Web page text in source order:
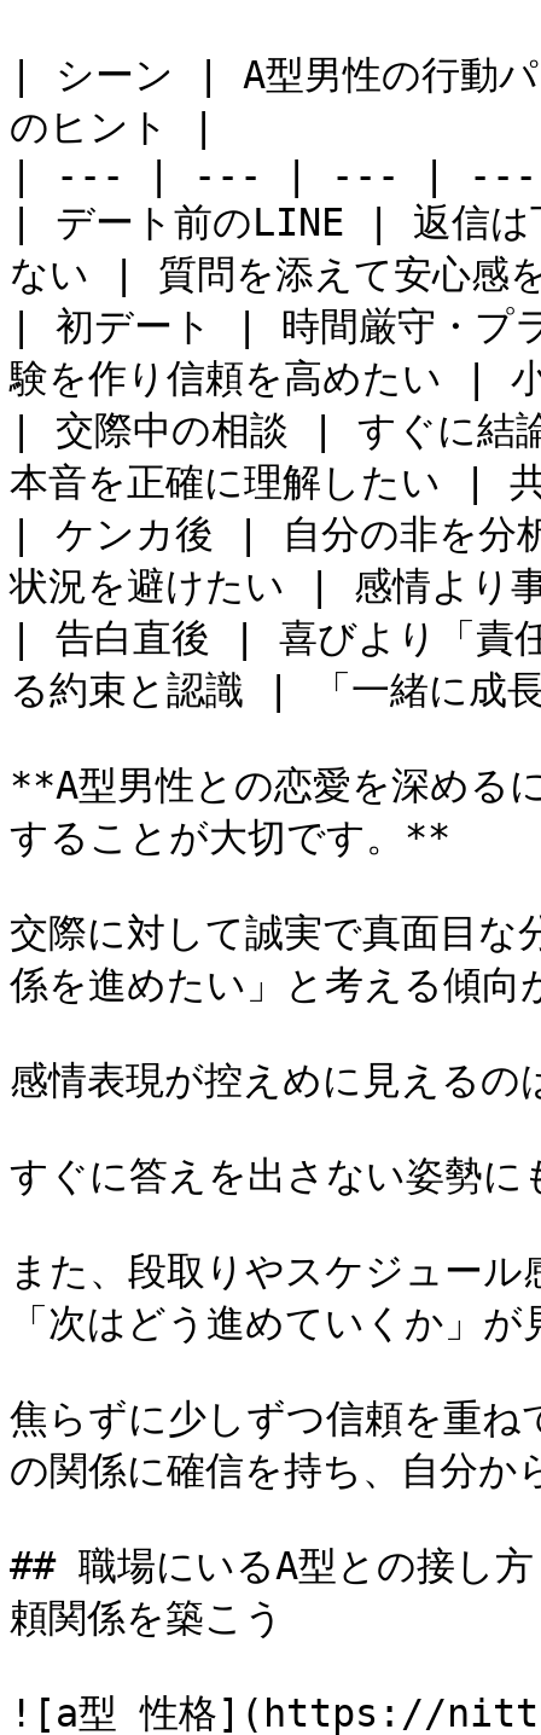
| シーン | A型男性の行動
のヒント |
| --- | --- | --- |
| デート前のLINE | 返信
ない | 質問を添えて安心感
| 初デート | 時間厳守・プ
験を作り信頼を高めたい |
| 交際中の相談 | すぐに結
本音を正確に理解したい |
| ケンカ後 | 自分の非を分
状況を避けたい | 感情より
| 告白直後 | 喜びより「責
る約束と認識 | 「一緒に成
**A型男性との恋愛を深める
することが大切です。**
交際に対して誠実で真面目な
係を進めたい」と考える傾向
感情表現が控えめに見える
すぐに答えを出さない姿勢
また、段取りやスケジュー
「次はどう進めていくか」
焦らずに少しずつ信頼を重
の関係に確信を持ち、自分
## 職場にいるA型との接し
頼関係を築こう
![a型 性格](https://